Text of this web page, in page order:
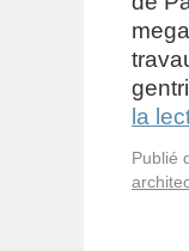
la
Publié